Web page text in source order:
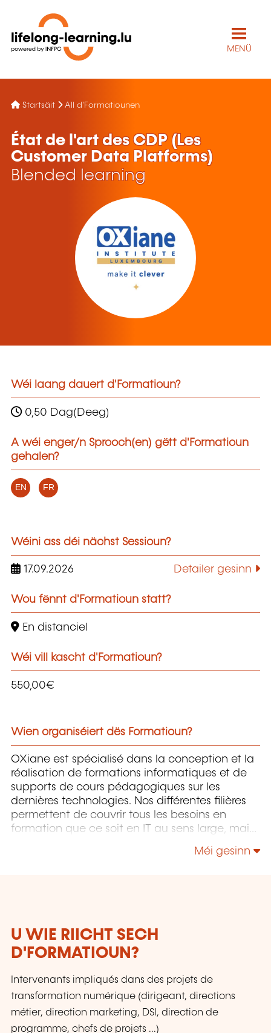
MENÜ
Startsäit All d'Formatiounen
État de l'art des CDP (Les
Customer Data Platforms)
Blended learning
Wéi laang dauert d'Formatioun?
0,50 Dag(Deeg)
A wéi enger/n Sprooch(en) gëtt d'Formatioun
gehalen?
EN FR
Wéini ass déi nächst Sessioun?
17.09.2026 Detailer gesinn
Wou fënnt d'Formatioun statt?
En distanciel
Wéi vill kascht d'Formatioun?
550,00€
Wien organiséiert dës Formatioun?
OXiane est spécialisé dans la conception et la
réalisation de formations informatiques et de
supports de cours pédagogiques sur les
dernières technologies. Nos différentes filières
permettent de couvrir tous les besoins en
formation que ce soit en IT au sens large, mais
Management, Communication & leadership.
Méi gesinn
U WIE RIICHT SECH
D'FORMATIOUN?
Intervenants impliqués dans des projets de
transformation numérique (dirigeant, directions
métier, direction marketing, DSI, direction de
programme, chefs de projets ...)